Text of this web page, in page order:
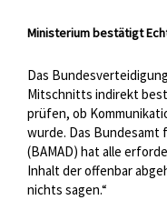
Ministerium bestätigt
Das
Mitschnitts indirekt
prüfen, ob
wurde. Das Bundesamt
(BAMAD) hat alle
Inhalt der offenbar
nichts sagen.“